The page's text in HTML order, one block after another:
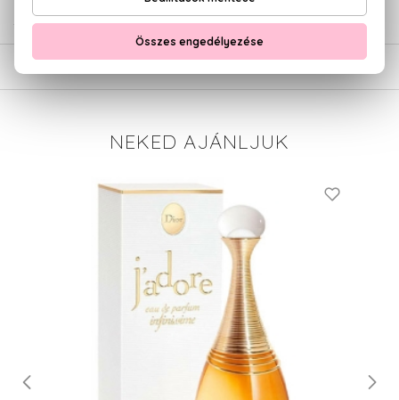
SZÁLLÍTÁS
NEKED AJÁNLJUK